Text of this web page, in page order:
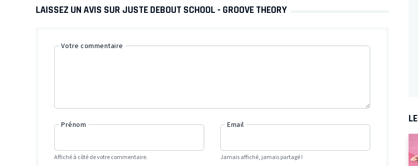
LAISSEZ UN AVIS SUR JUSTE DEBOUT SCHOOL - GROOVE THEORY
Votre commentaire
Prénom
Affiché à côté de votre commentaire.
Email
Jamais affiché, jamais partagé !